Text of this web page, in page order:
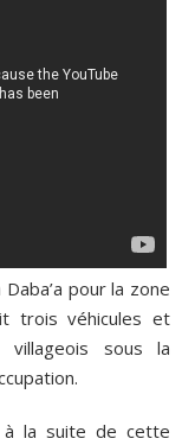
pour la zone
trois véhicules et
villageois sous la
à la suite de cette